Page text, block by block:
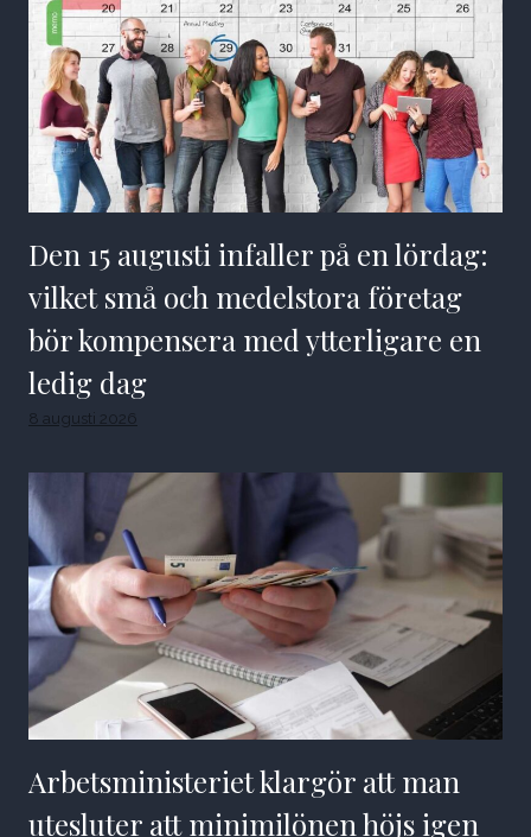
Den 15 augusti infaller på en lördag:
vilket små och medelstora företag
bör kompensera med ytterligare en
ledig dag
8 augusti 2026
Arbetsministeriet klargör att man
utesluter att minimilönen höjs igen